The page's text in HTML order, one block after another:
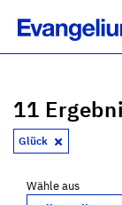
11
Glück
Wähle aus